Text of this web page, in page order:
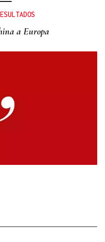
a Europa